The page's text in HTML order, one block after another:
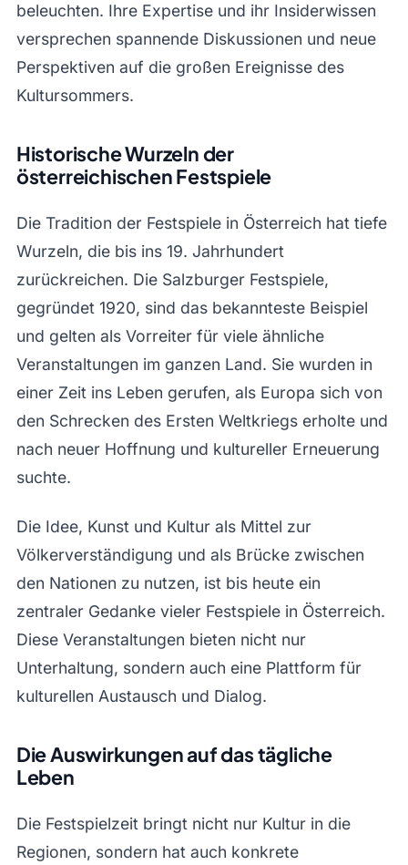
beleuchten. Ihre Expertise und ihr Insiderwissen
versprechen spannende Diskussionen und neue
Perspektiven auf die großen Ereignisse des
Kultursommers.
Historische Wurzeln der
österreichischen Festspiele
Die Tradition der Festspiele in Österreich hat tiefe
Wurzeln, die bis ins 19. Jahrhundert
zurückreichen. Die Salzburger Festspiele,
gegründet 1920, sind das bekannteste Beispiel
und gelten als Vorreiter für viele ähnliche
Veranstaltungen im ganzen Land. Sie wurden in
einer Zeit ins Leben gerufen, als Europa sich von
den Schrecken des Ersten Weltkriegs erholte und
nach neuer Hoffnung und kultureller Erneuerung
suchte.
Die Idee, Kunst und Kultur als Mittel zur
Völkerverständigung und als Brücke zwischen
den Nationen zu nutzen, ist bis heute ein
zentraler Gedanke vieler Festspiele in Österreich.
Diese Veranstaltungen bieten nicht nur
Unterhaltung, sondern auch eine Plattform für
kulturellen Austausch und Dialog.
Die Auswirkungen auf das tägliche
Leben
Die Festspielzeit bringt nicht nur Kultur in die
Regionen, sondern hat auch konkrete